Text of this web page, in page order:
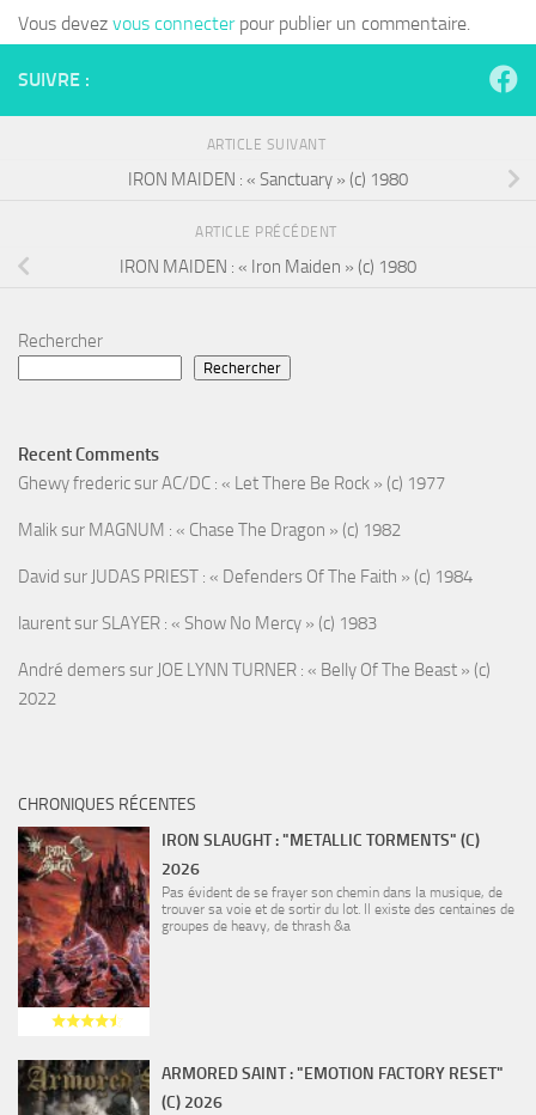
Vous devez vous connecterpour publier un commentaire.
SUIVRE :
ARTICLE SUIVANT
IRON MAIDEN : « Sanctuary » (c) 1980
ARTICLE PRÉCÉDENT
IRON MAIDEN : « Iron Maiden » (c) 1980
Rechercher
Rechercher
Recent Comments
Ghewy fredericsurAC/DC : « Let There Be Rock » (c) 1977
Maliksur MAGNUM : « Chase The Dragon » (c) 1982
David sur JUDAS PRIEST : « Defenders Of The Faith » (c) 1984
laurentsur SLAYER : « Show No Mercy » (c) 1983
André demerssur JOE LYNN TURNER : « Belly Of The Beast » (c)
2022
CHRONIQUES RÉCENTES
IRON SLAUGHT : "METALLIC TORMENTS" (C)
2026
Pas évident de se frayer son chemin dans la musique, de
trouver sa voie et de sortir du lot. Il existe des centaines de
groupes de heavy, de thrash &a
ARMORED SAINT : "EMOTION FACTORY RESET"
(C) 2026